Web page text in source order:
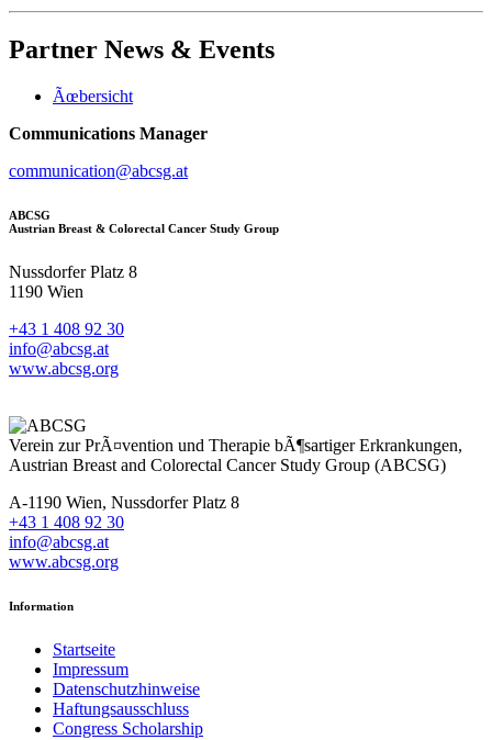
Partner News & Events
Ãœbersicht
Communications Manager
communication@abcsg.at
ABCSG
Austrian Breast & Colorectal Cancer Study Group
Nussdorfer Platz 8
1190 Wien
+43 1 408 92 30
info@abcsg.at
www.abcsg.org
Verein zur PrÃ¤vention und Therapie bÃ¶sartiger Erkrankungen,
Austrian Breast and Colorectal Cancer Study Group (ABCSG)
A-1190 Wien, Nussdorfer Platz 8
+43 1 408 92 30
info@abcsg.at
www.abcsg.org
Information
Startseite
Impressum
Datenschutzhinweise
Haftungsausschluss
Congress Scholarship